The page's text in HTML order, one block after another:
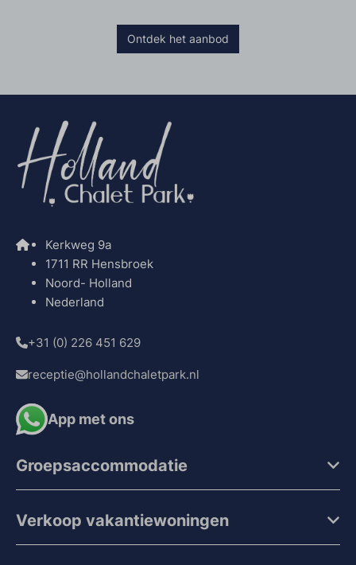
Ontdek het aanbod
Kerkweg 9a
1711 RR Hensbroek
Noord- Holland
Nederland
+31 (0) 226 451 629
receptie@hollandchaletpark.nl
App met ons
Groepsaccommodatie
Verkoop vakantiewoningen